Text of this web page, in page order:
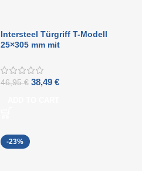
Intersteel Türgriff T-Modell
25×305 mm mit
schwarz
46,95€ 38,49 €
-23%